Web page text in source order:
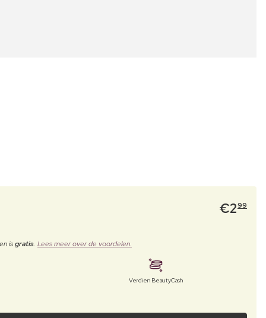
€299
isgratis. Lees meer over de voordelen.
Verdien BeautyCash